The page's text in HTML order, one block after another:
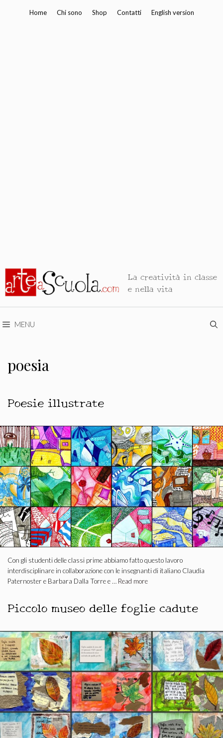
Home Chi sono Shop Contatti English version
La creatività in classe
e nella vita
MENU
poesia
Poesie illustrate
Con gli studenti delle classi prime abbiamo fatto questo lavoro
interdisciplinare in collaborazione con le insegnanti di italiano Claudia
Paternoster e Barbara Dalla Torre e … Read more
Piccolo museo delle foglie cadute